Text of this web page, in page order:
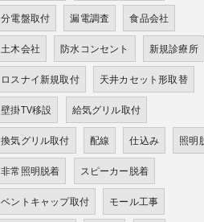
分電盤取付 漏電調査 食品会社
土木会社 防水コンセント 新規診療所
ロスナイ新規取付 天井カセット形取替
壁掛TV移設 給気グリル取付
換気グリル取付 配線 仕込み 照明
非常照明脱着 スピーカー脱着
ベントキャップ取付 モール工事